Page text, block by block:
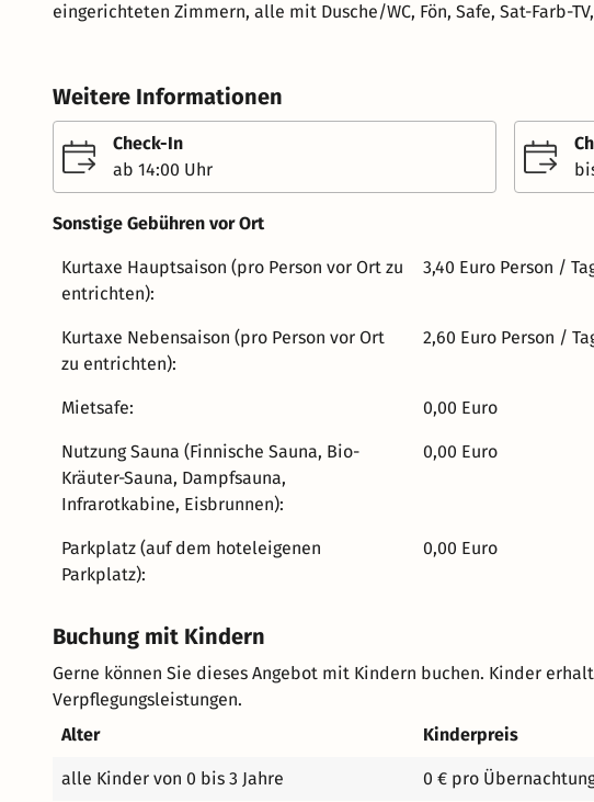
eingerichteten Zimmern, alle mit Dusche/WC, Fön, Safe, Sat-Farb-
gelangen die Gäste ganz bequem zur Massage, physikalischen
Liegewiese im Garten. Die neue Wellness- und Saunalandschaft
Inklusivleistung zur Verfügung und alle Bereiche können mit dem Fahrstuhl
bequem zu allen Etagen des Hauses. In unserem Restaurant "Postwirt" verwöhnen wir Sie mit frischen regionalen
und saisonalen Schmankerln. Ob ein romantischer Abend zu Zweit
einfach wohl fühlen. Einen sonnigen Nachmittag bei Kaffee,
kann man einen erlebnisreichen Tag in Bad Füssing unbeschwert
Weitere Informationen
Check-In
ab 14:00 Uhr
Sonstige Gebühren vor Ort
Kurtaxe Hauptsaison (pro Person vor Ort zu
entrichten):
3,40 Euro Person /
Kurtaxe Nebensaison (pro Person vor Ort
zu entrichten):
2,60 Euro Person /
Mietsafe: 0,00 Euro
Nutzung Sauna (Finnische Sauna, Bio-
Kräuter-Sauna, Dampfsauna,
Infrarotkabine, Eisbrunnen):
0,00 Euro
Parkplatz (auf dem hoteleigenen
Parkplatz):
0,00 Euro
Buchung mit Kindern
Gerne können Sie dieses Angebot mit Kindern buchen. Kinder
Verpflegungsleistungen.
Alter
Kinderpreis
alle Kinder von 0 bis 3 Jahre 0 € pro